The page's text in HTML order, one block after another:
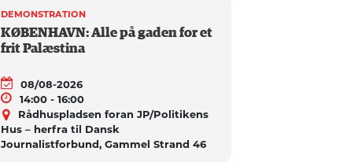
DEMONSTRATION
KØBENHAVN: Alle på gaden for et
frit Palæstina
08/08-2026
14:00 - 16:00
Rådhuspladsen foran JP/Politikens
Hus – herfra til Dansk
Journalistforbund, Gammel Strand 46